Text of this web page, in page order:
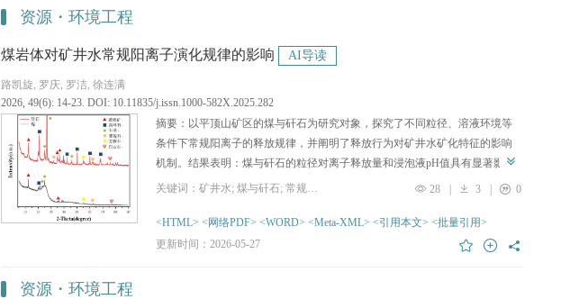
资源・环境工程
煤岩体对矿井水常规阳离子演化规律的影响 AI导读
路凯旋, 罗庆, 罗洁, 徐连满
2026, 49(6): 14-23. DOI: 10.11835/j.issn.1000-582X.2025.282
摘要：以平顶山矿区的煤与矸石为研究对象，探究了不同粒径、溶液环境等
条件下常规阳离子的释放规律，并阐明了释放行为对矿井水矿化特征的影响
机制。结果表明：煤与矸石的粒径对离子释放量和浸泡液pH值具有显著影
响。粒径减小，煤岩体中铝硅酸盐、碳酸盐类矿物质的水解反应增强，Si
、
且矸石的存在会抑制Ca2+的释放；在矿井水作用下，煤和矸石的离子释放规
律与去离子水环境存在差异，矿井水中的Ca
质量浓度主要受煤的影
关键词：矿井水; 煤与矸石; 常规离子; 水质演化 28 | 3 | 0
<HTML> <网络PDF> <WORD> <Meta-XML> <引用本文> <批量引用>
更新时间：2026-05-27
资源・环境工程